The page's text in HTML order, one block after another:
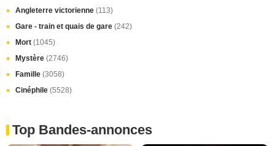
Angleterre victorienne (113)
Gare - train et quais de gare (242)
Mort (1045)
Mystère (2746)
Famille (3058)
Cinéphile (5528)
Top Bandes-annonces